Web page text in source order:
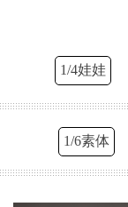
1/4娃娃
1/6素体